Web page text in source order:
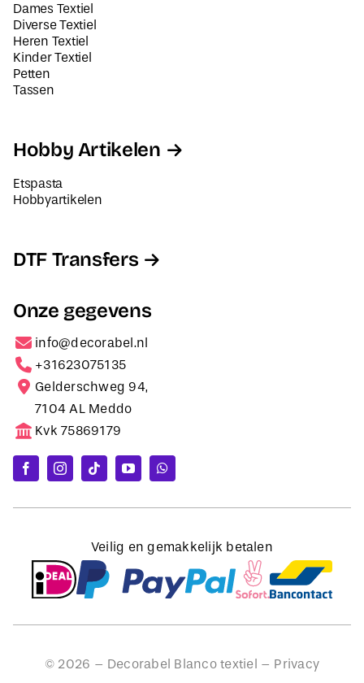
Dames Textiel
Diverse Textiel
Heren Textiel
Kinder Textiel
Petten
Tassen
Hobby Artikelen
Etspasta
Hobbyartikelen
DTF Transfers
Onze gegevens
info@decorabel.nl
+31623075135
Gelderschweg 94,
7104 AL Meddo
Kvk 75869179
Veilig en gemakkelijk betalen
© 2026 – Decorabel Blanco textiel – Privacy